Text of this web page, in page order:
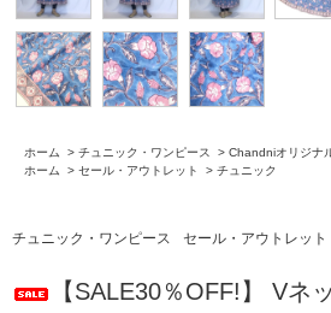
ホーム > チュニック・ワンピース > Chandniオリジナ
ホーム
> セール・アウトレット > チュニック
チュニック・ワンピース セール・アウトレット
【SALE30％OFF!】 Vネ